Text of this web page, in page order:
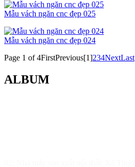
Mẫu vách ngăn cnc đẹp 025
Mẫu vách ngăn cnc đẹp 024
Page 1 of 4FirstPrevious[1]234NextLast
ALBUM